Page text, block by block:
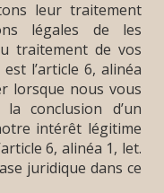
leur traitement
légales de les
traitement de vos
l’article 6, alinéa
lorsque nous vous
conclusion d’un
intérêt légitime
6, alinéa 1, let.
juridique dans ce